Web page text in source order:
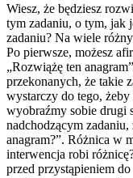
Wiesz, że będziesz
tym zadaniu, o tym, jak
zadaniu? Na wiele
Po pierwsze, możesz
„Rozwiążę ten
przekonanych, że takie
wystarczy do tego, żeby
wyobraźmy sobie drugi
nadchodzącym
anagram?”. Różnica w
interwencja robi
przed przystąpieniem